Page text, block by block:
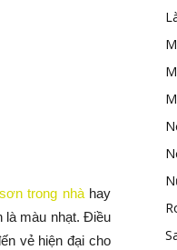
sơn trong nhàhay
là màu nhạt. Điều
vẻ hiện đại cho